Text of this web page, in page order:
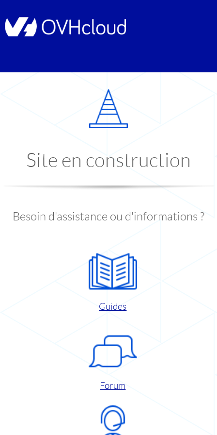
Site en construction
Besoin d'assistance ou d'informations ?
Guides
Forum